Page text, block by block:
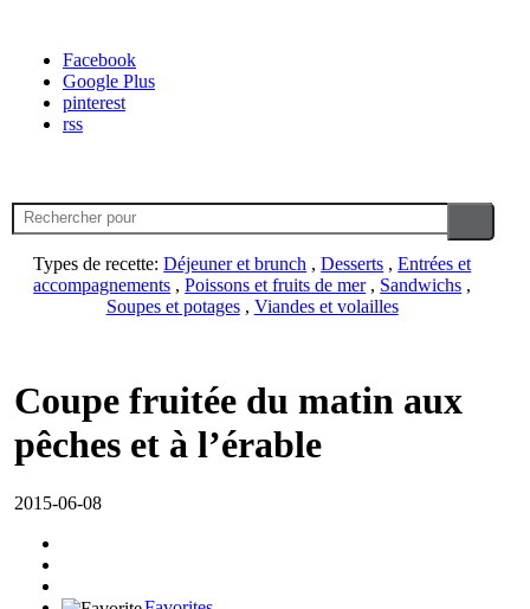
Facebook
Google Plus
pinterest
rss
Types de recette: Déjeuner et brunch ,Desserts ,Entrées et
accompagnements ,Poissons et fruits de mer, Sandwichs ,
Soupes et potages, Viandes et volailles
Coupe fruitée du matin aux
pêches et à l’érable
2015-06-08